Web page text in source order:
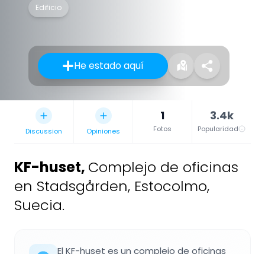
Edificio
He estado aquí
Discussion Opiniones
1
Fotos
3.4k
Popularidad
KF-huset, Complejo de oficinas
en Stadsgården, Estocolmo,
Suecia.
El KF-huset es un complejo de oficinas